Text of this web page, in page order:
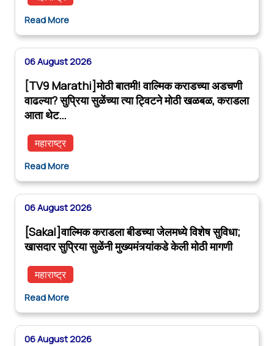
Read More
06 August 2026
[TV9 Marathi]मोठी बातमी! वाल्मिक कराडच्या अडचणी
वाढल्या? सुप्रिया सुळेंच्या त्या ट्विटने मोठी खळबळ, कराडला
आता थेट…
महाराष्ट्र
Read More
06 August 2026
[Sakal]वाल्मिक कराडला बीडच्या जेलमध्ये विशेष सुविधा;
खासदार सुप्रिया सुळेंनी मुख्यमंत्र्यांकडे केली मोठी मागणी
महाराष्ट्र
Read More
06 August 2026